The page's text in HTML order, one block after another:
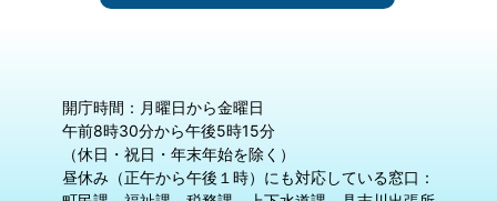
開庁時間：月曜日から金曜日
午前8時30分から午後5時15分
（休日・祝日・年末年始を除く）
昼休み（正午から午後１時）にも対応している窓口：